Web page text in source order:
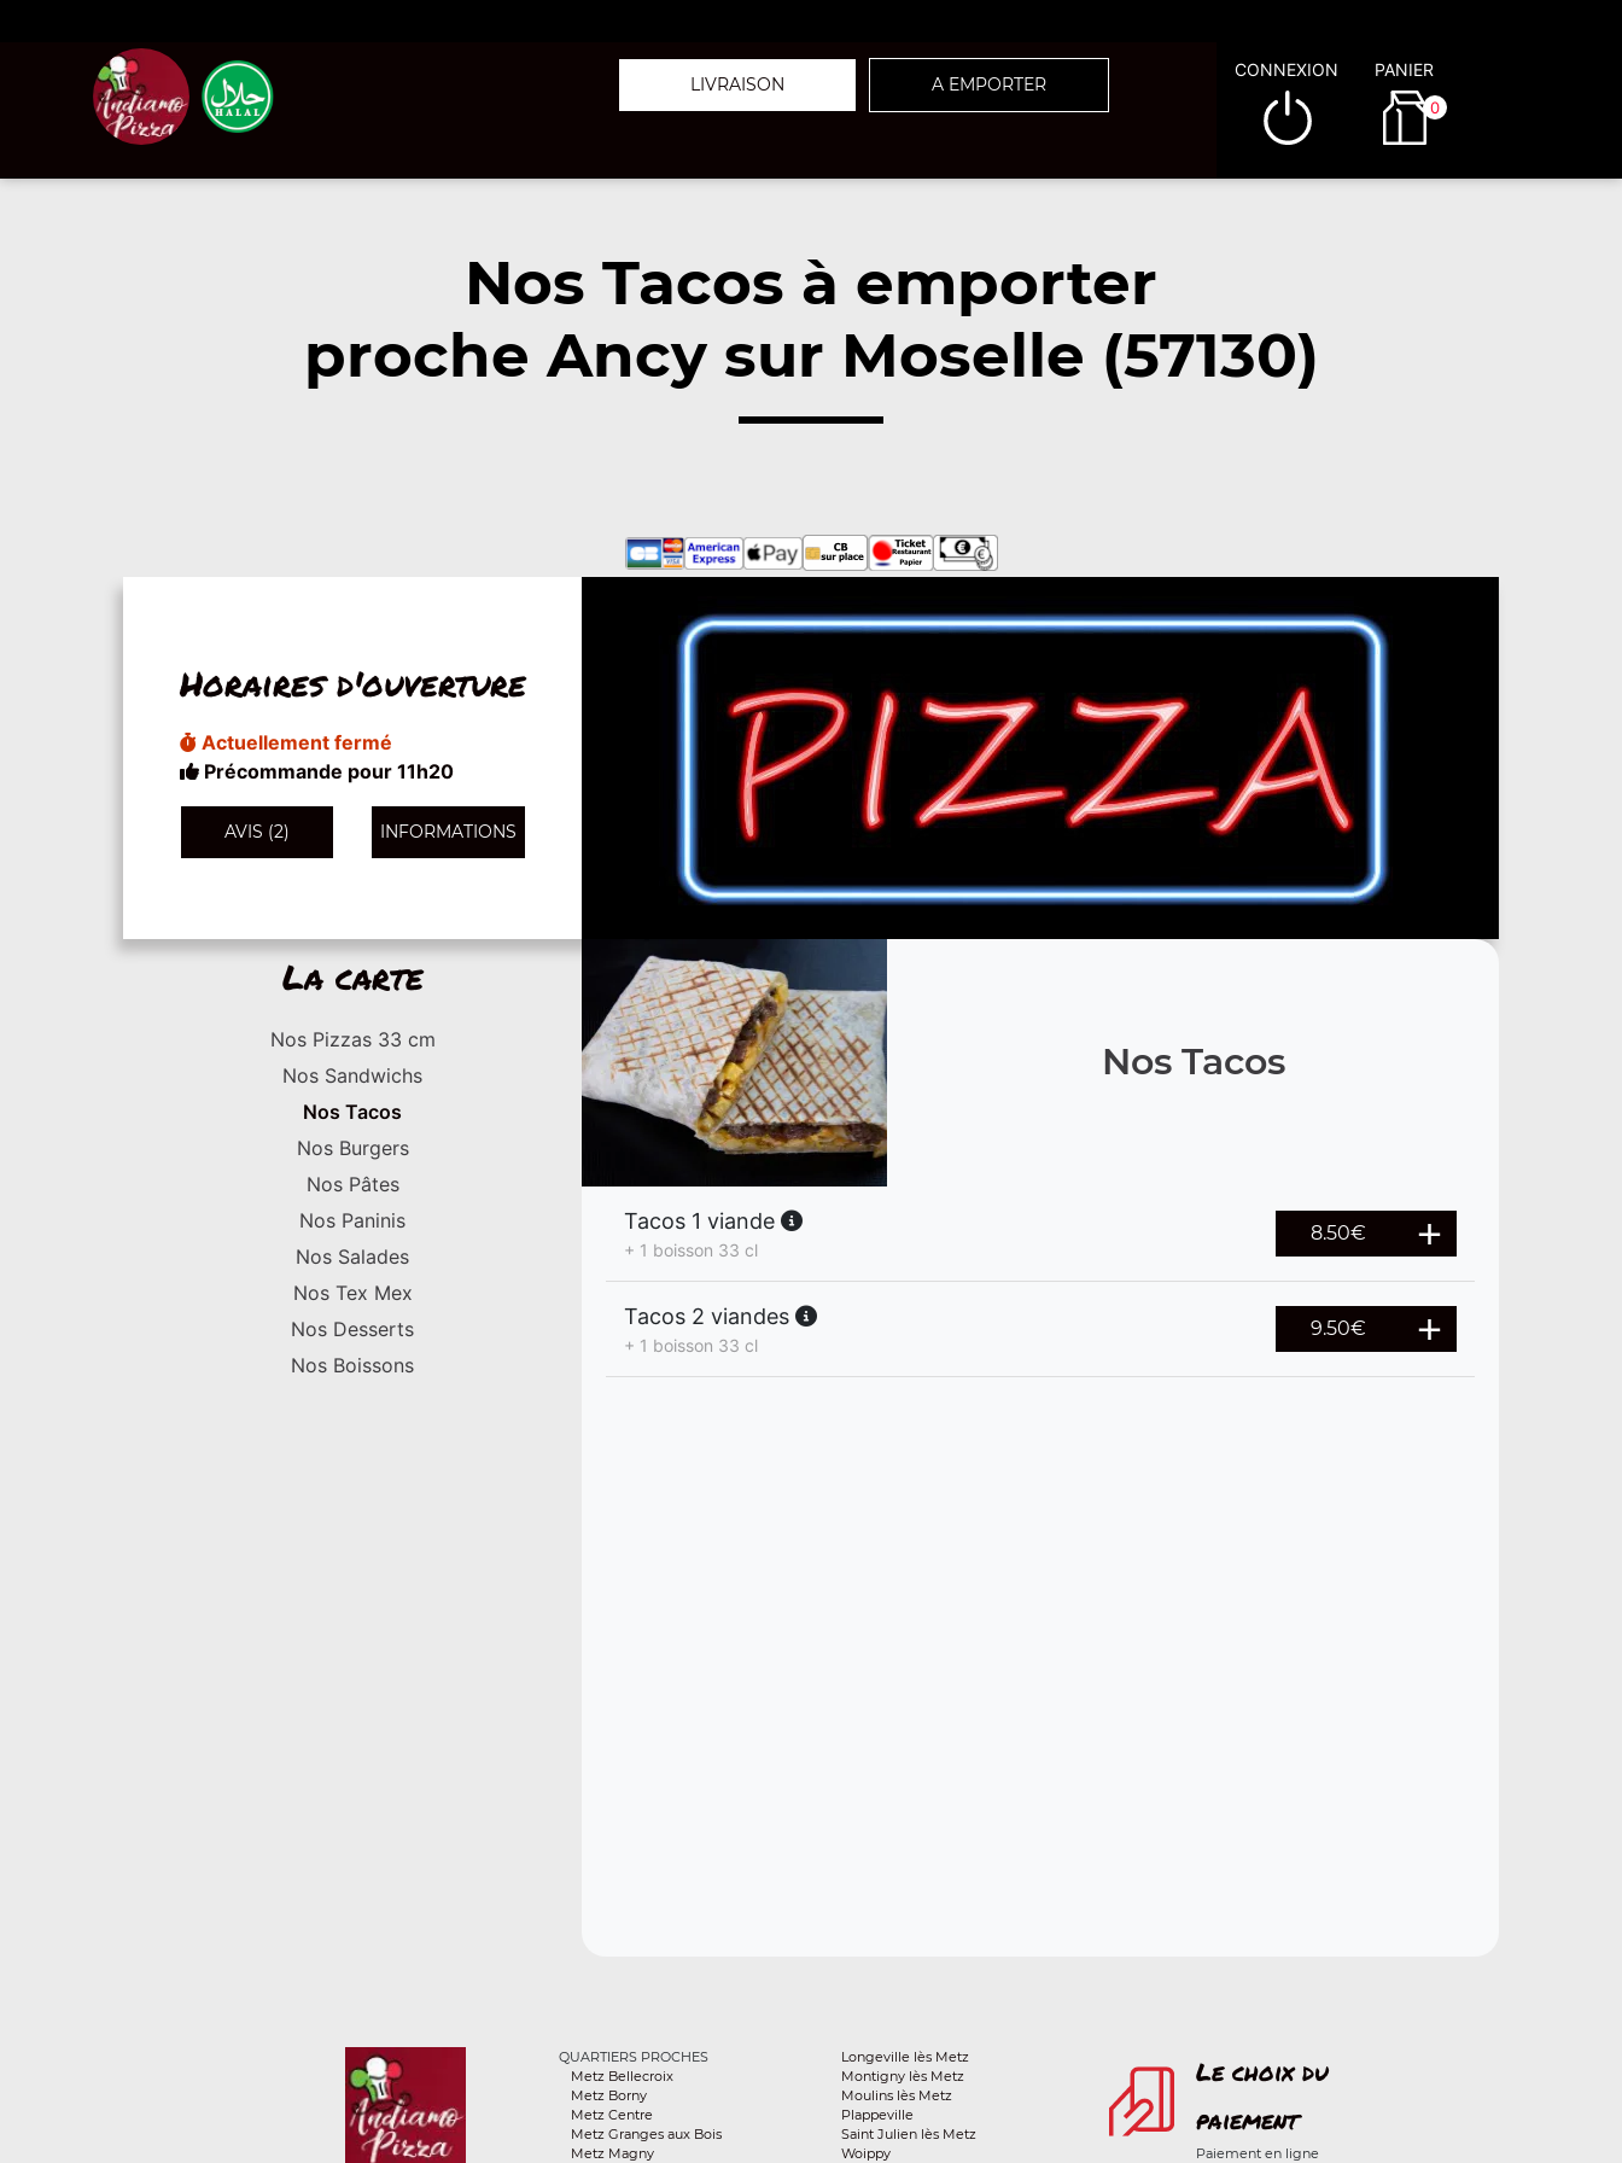
LIVRAISON A EMPORTER
CONNEXION PANIER
0
Nos Tacos à emporter
proche Ancy sur Moselle (57130)
Horaires d'ouverture
Actuellement fermé
Précommande pour 11h20
AVIS (2) INFORMATIONS
La carte
Nos Pizzas 33 cm
Nos Sandwichs
Nos Tacos
Nos Burgers
Nos Pâtes
Nos Paninis
Nos Salades
Nos Tex Mex
Nos Desserts
Nos Boissons
Nos Tacos
Tacos 1 viande
+ 1 boisson 33 cl
8.50€
Tacos 2 viandes
+ 1 boisson 33 cl
9.50€
QUARTIERS PROCHES
Metz Bellecroix
Metz Borny
Metz Centre
Metz Granges aux Bois
Metz Magny
Longeville lès Metz
Montigny lès Metz
Moulins lès Metz
Plappeville
Saint Julien lès Metz
Woippy
Le choix du
paiement
Paiement en ligne